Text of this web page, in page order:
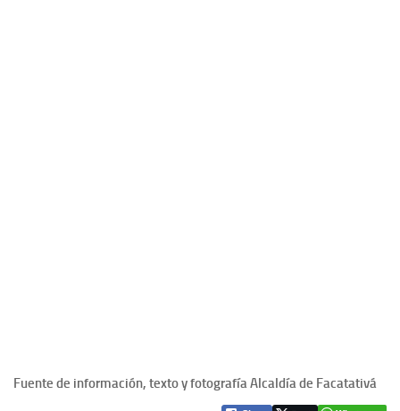
Fuente de información, texto y fotografía Alcaldía de Facatativá